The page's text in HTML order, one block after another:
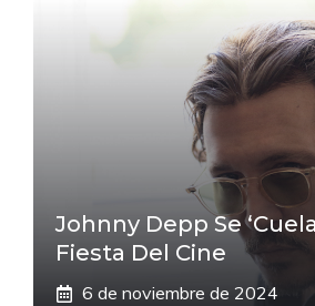
Johnny Depp Se
Fiesta Del Cine
6 de noviembre de 2024